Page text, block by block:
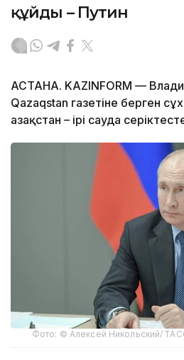
құйды – Путин
АСТАНА. KAZINFORM —
Qazaqstan газетіне берген
Қазақстан – ірі сауда
Фото: © Алексей Никольский/